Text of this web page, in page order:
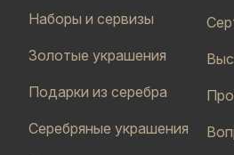
Наборы и сервизы
Золотые украшения
Подарки из серебра
Серебряные украшения